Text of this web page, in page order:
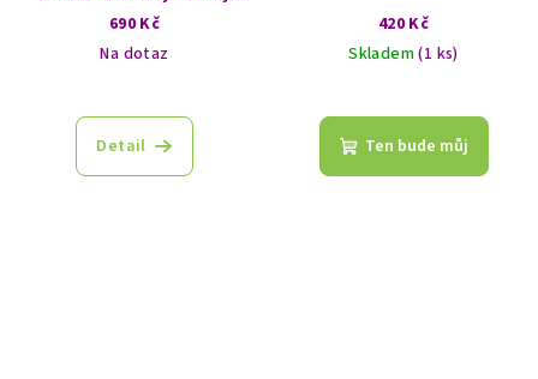
kulatý
690 Kč
Na dotaz
Detail
420 Kč
Skladem(1 ks)
hodnocení
produktu
Ten bude můj